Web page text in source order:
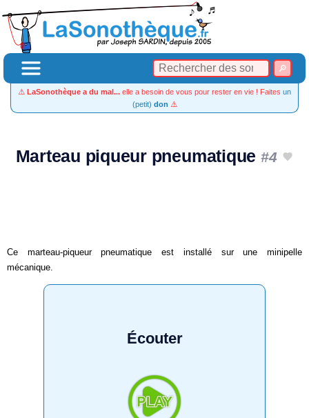
⚠️ LaSonothèque a du mal... elle a besoin de vous pour rester en vie ! Faites un
(petit) don ⚠️
Marteau piqueur pneumatique #4
Ce marteau-piqueur pneumatique est installé sur une minipelle
mécanique.
Écouter